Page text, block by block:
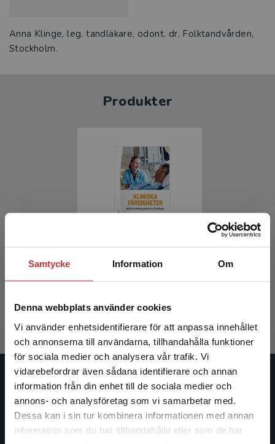
Samtycke Information Om
Denna webbplats använder cookies
Vi använder enhetsidentifierare för att anpassa innehållet
och annonserna till användarna, tillhandahålla funktioner
för sociala medier och analysera vår trafik. Vi
vidarebefordrar även sådana identifierare och annan
information från din enhet till de sociala medier och
annons- och analysföretag som vi samarbetar med.
Dessa kan i sin tur kombinera informationen med annan
information som du har tillhandahållit eller som de har
Begränsad fraktregion
Det verkar som att du besöker
Anna Klinge, leg. tandläkare, odont. dr, Folktandvården,
Stockholm.
Produkter
Kliniska färdigheter
Karling, Pontus (red.)
Exkl. moms: 436 kr
Studentlitteratur
Studentlitteratur grundades 1963 och är idag Sveriges
ledande utbildningsförlag. Med läromedel, kurslitteratur,